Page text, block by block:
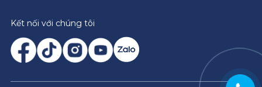
Kết nối với chúng tôi